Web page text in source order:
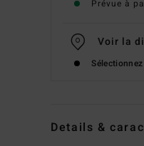
Prévue à
Voir la
Details &